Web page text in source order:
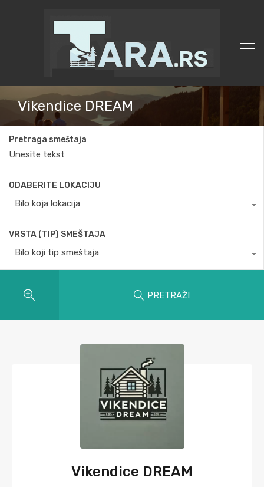
Vikendice DREAM
Pretraga smeštaja
ODABERITE LOKACIJU
Bilo koja lokacija
VRSTA (TIP) SMEŠTAJA
Bilo koji tip smeštaja
PRETRAŽI
Vikendice DREAM